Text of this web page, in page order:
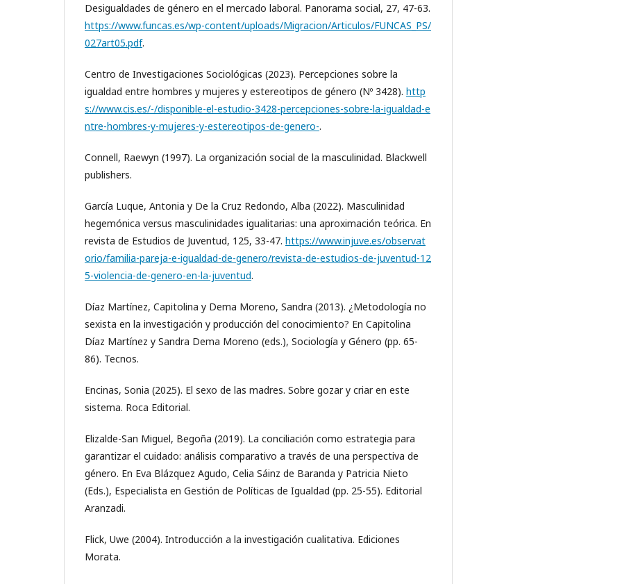
Desigualdades de género en el mercado laboral. Panorama social, 27, 47-63.
https://www.funcas.es/wp-content/uploads/Migracion/Articulos/FUNCAS_PS/
027art05.pdf.
Centro de Investigaciones Sociológicas (2023). Percepciones sobre la
igualdad entre hombres y mujeres y estereotipos de género (Nº 3428). http
s://www.cis.es/-/disponible-el-estudio-3428-percepciones-sobre-la-igualdad-e
ntre-hombres-y-mujeres-y-estereotipos-de-genero-.
Connell, Raewyn (1997). La organización social de la masculinidad. Blackwell
publishers.
García Luque, Antonia y De la Cruz Redondo, Alba (2022). Masculinidad
hegemónica versus masculinidades igualitarias: una aproximación teórica. En
revista de Estudios de Juventud, 125, 33-47. https://www.injuve.es/observat
orio/familia-pareja-e-igualdad-de-genero/revista-de-estudios-de-juventud-12
5-violencia-de-genero-en-la-juventud.
Díaz Martínez, Capitolina y Dema Moreno, Sandra (2013). ¿Metodología no
sexista en la investigación y producción del conocimiento? En Capitolina
Díaz Martínez y Sandra Dema Moreno (eds.), Sociología y Género (pp. 65-
86). Tecnos.
Encinas, Sonia (2025). El sexo de las madres. Sobre gozar y criar en este
sistema. Roca Editorial.
Elizalde-San Miguel, Begoña (2019). La conciliación como estrategia para
garantizar el cuidado: análisis comparativo a través de una perspectiva de
género. En Eva Blázquez Agudo, Celia Sáinz de Baranda y Patricia Nieto
(Eds.), Especialista en Gestión de Políticas de Igualdad (pp. 25-55). Editorial
Aranzadi.
Flick, Uwe (2004). Introducción a la investigación cualitativa. Ediciones
Morata.